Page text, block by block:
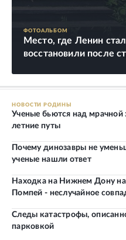
ФОТОАЛЬБОМ
Место, где Ленин
восстановили после
НОВОСТИ РОДИНЫ
Ученые бьются над мрачной
летние путы
Почему динозавры не
ученые нашли ответ
Находка на Нижнем Дону
Помпей - неслучайное
Следы катастрофы,
парковкой